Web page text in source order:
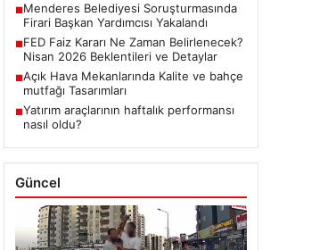
■Menderes Belediyesi Soruşturmasında
Firari Başkan Yardımcısı Yakalandı
■FED Faiz Kararı Ne Zaman Belirlenecek?
Nisan 2026 Beklentileri ve Detaylar
■Açık Hava Mekanlarında Kalite ve bahçe
mutfağı Tasarımları
■Yatırım araçlarının haftalık performansı
nasıl oldu?
Güncel